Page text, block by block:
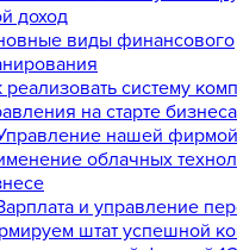
доход
виды финансового
реализовать систему
на старте
нашей фирмой
облачных
и управление
штат успешной